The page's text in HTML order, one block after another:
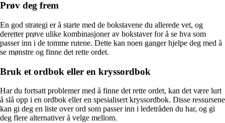
Prøv deg frem
En god strategi er å starte med de bokstavene du allerede vet, og
deretter prøve ulike kombinasjoner av bokstaver for å se hva som
passer inn i de tomme rutene. Dette kan noen ganger hjelpe deg med å
se mønstre og finne det rette ordet.
Bruk et ordbok eller en kryssordbok
Har du fortsatt problemer med å finne det rette ordet, kan det være lurt
å slå opp i en ordbok eller en spesialisert kryssordbok. Disse ressursene
kan gi deg en liste over ord som passer inn i ledetråden du har, og gi
deg flere alternativer å velge mellom.